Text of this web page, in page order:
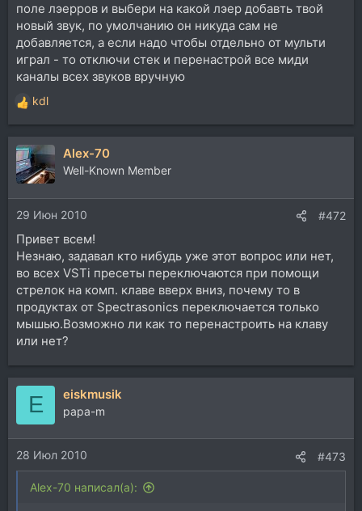
поле лэерров и выбери на какой лэер добавть твой
новый звук, по умолчанию он никуда сам не
добавляется, а если надо чтобы отдельно от мульти
играл - то отключи стек и перенастрой все миди
каналы всех звуков вручную
Р
е
а
к
ц
и
и
:
kdl
Alex-70
Well-Known Member
29 Июн 2010 #472
Привет всем!
Незнаю, задавал кто нибудь уже этот вопрос или нет,
во всех VSTi пресеты переключаются при помощи
стрелок на комп. клаве вверх вниз, почему то в
продуктах от Spectrasonics переключается только
мышью.Возможно ли как то перенастроить на клаву
или нет?
E eiskmusik
papa-m
28 Июл 2010 #473
Alex-70 написал(а):